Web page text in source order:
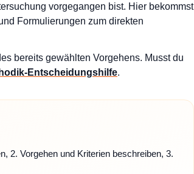
vorgegangen bist. Hier bekommst
Formulierungen zum direkten
bereits gewählten Vorgehens. Musst du
Entscheidungshilfe.
2. Vorgehen und Kriterien beschreiben, 3.